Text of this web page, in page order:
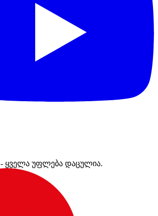
- ყველა უფლება დაცულია.